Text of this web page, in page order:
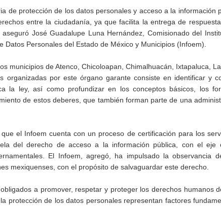
de protección de los datos personales y acceso a la información
entre la ciudadanía, ya que facilita la entrega de
José Guadalupe Luna Hernández, Comisionado del
Personales del Estado de México y Municipios (Infoem).
municipios de Atenco, Chicoloapan, Chimalhuacán, Ixtapaluca,
organizadas por este órgano garante consiste en identificar y
la ley, así como profundizar en los conceptos básicos, los
de estos deberes, que también forman parte de una
el Infoem cuenta con un proceso de certificación para los
del derecho de acceso a la información pública, con el eje
El Infoem, agregó, ha impulsado la observancia
mexiquenses, con el propósito de salvaguardar este derecho.
a promover, respetar y proteger los derechos humanos
protección de los datos personales representan factores